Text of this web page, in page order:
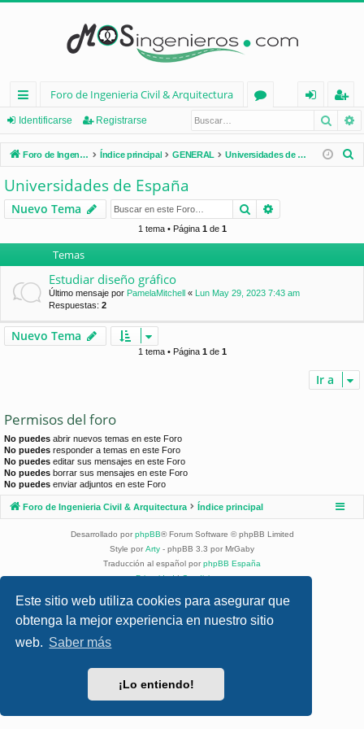
Este sitio web utiliza cookies para asegurar que
obtenga la mejor experiencia en nuestro sitio
web. Saber más
¡Lo entiendo!
nl
ac
es
rá
pi
d
os
Foro de Ingenieria Civil & Arquitectura
os
nt
ifi
e
eg
ist
ra
Identificarse Registrarse
Foro de Ingenieria Civil & Arquitectura Índice principal GENERAL Universidades de España
r
Universidades de España
Nuevo Tema Buscar
1 tema • Página 1de 1
Temas
Estudiar diseño gráfico
Último mensaje por PamelaMitchell « Lun May 29, 2023 7:43 am
Respuestas: 2
Nuevo Tema
1 tema • Página 1de 1
Ir a
Permisos del foro
No puedes abrir nuevos temas en este Foro
No puedes responder a temas en este Foro
No puedes editar sus mensajes en este Foro
No puedes borrar sus mensajes en este Foro
No puedes enviar adjuntos en este Foro
Foro de Ingenieria Civil & Arquitectura Índice principal
Desarrollado por phpBB® Forum Software © phpBB Limited
Style por Arty - phpBB 3.3 por MrGaby
Traducción al español por phpBB España
Privacidad|Condiciones